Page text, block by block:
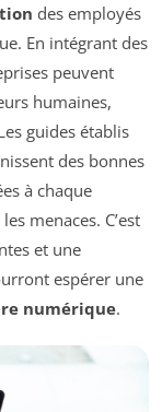
des employés
En intégrant des
peuvent
humaines,
guides établis
des bonnes
à chaque
les menaces. C’est
et une
espérer une
numérique.